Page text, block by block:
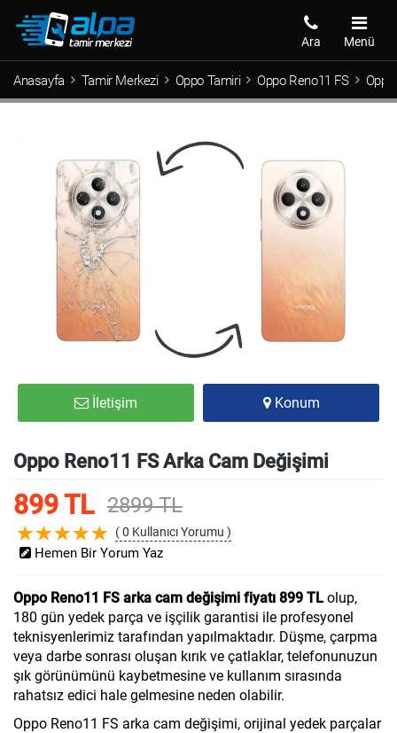
Menü
Ara
Anasayfa Tamir Merkezi Oppo Tamiri Oppo Reno11 FS
İletişim Konum
Oppo Reno11 FS Arka Cam Değişimi
899 TL 2899 TL
( 0 Kullanıcı Yorumu )
Hemen Bir Yorum Yaz
Oppo Reno11 FS arka cam değişimi fiyatı 899 TL olup,
180 gün yedek parça ve işçilik garantisi ile profesyonel
teknisyenlerimiz tarafından yapılmaktadır. Düşme, çarpma
veya darbe sonrası oluşan kırık ve çatlaklar, telefonunuzun
şık görünümünü kaybetmesine ve kullanım sırasında
rahatsız edici hale gelmesine neden olabilir.
Oppo Reno11 FS arka cam değişimi, orijinal yedek parçalar